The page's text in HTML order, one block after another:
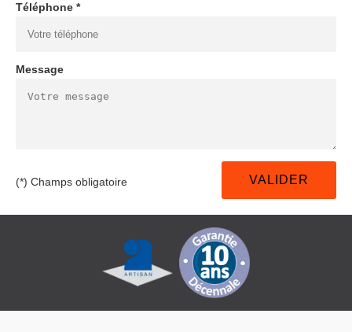
Téléphone *
Message
(*) Champs obligatoire